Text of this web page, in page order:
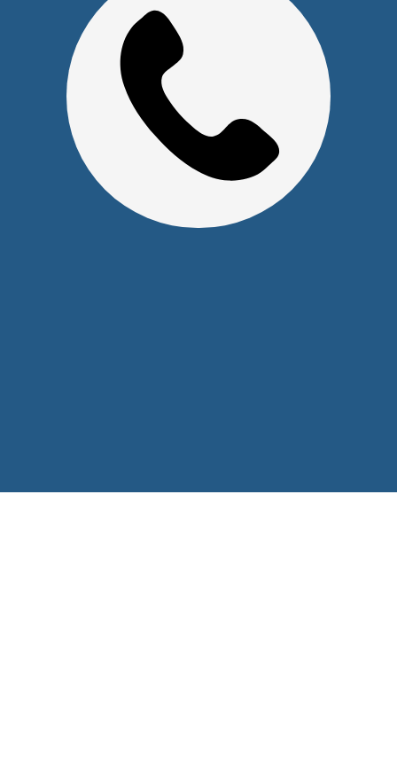
Наши контакты
+7 (391) 291-30-30 info@s-pl.ru
ул. Алексеева, 41
2026 © Уважаемые клиенты, Информация на сайте не
является публичной офертой.